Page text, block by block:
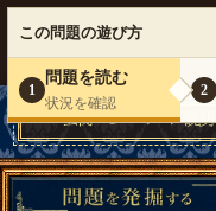
いらっしゃいませ。ゲスト
この問題の遊び方
1
問題を読む
状況を確認
2